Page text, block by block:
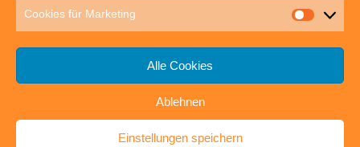
Cookies für Marketing
Alle Cookies
Ablehnen
Einstellungen speichern
post@outdoor-hochgenuss.de
IMPRESSUM DATENSCHUTZ